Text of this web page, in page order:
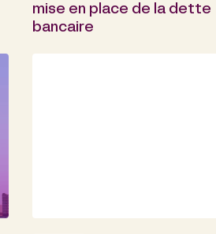
mise en place de la dette
bancaire